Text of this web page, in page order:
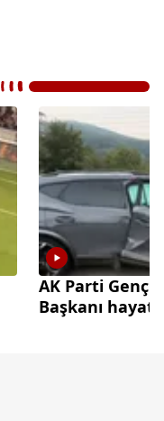
AK Parti
Başkanı